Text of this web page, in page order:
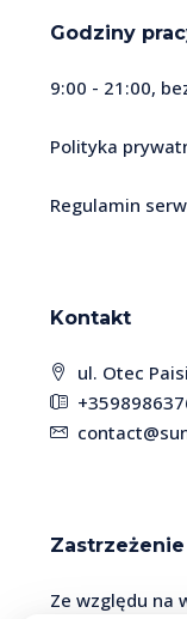
Godziny
9:00 - 21:00,
Polityka
Regulamin
Kontakt
ul. Otec
Zastrzeżenie
Ze względu na